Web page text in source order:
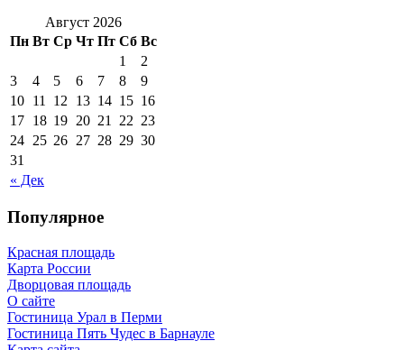
Август 2026
Пн Вт Ср Чт Пт Сб Вс
« Дек
1
2
3
4 5 6 7 8
9
10 11 12 13 14 15 16
17 18 19 20 21 22 23
24 25 26 27 28 29 30
31
Популярное
Красная площадь
Карта России
Дворцовая площадь
О сайте
Гостиница Урал в Перми
Гостиница Пять Чудес в Барнауле